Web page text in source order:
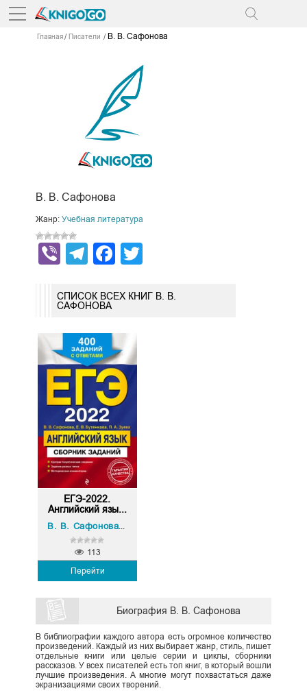
Главная Писатели В. В. Сафонова
В. В. Сафонова
Жанр: Учебная литература
ViberTelegram
Facebook
СПИСОК ВСЕХ КНИГ В. В.
САФОНОВА
ЕГЭ-2022.
Английский язы...
В. В. Сафонова
,П. А. Зуева
Перейти
113
Биография В. В. Сафонова
В библиографии каждого автора есть огромное количество
произведений. Каждый из них выбирает жанр, стиль, пишет
отдельные книги или целые серии и циклы, сборники
рассказов. У всех писателей есть топ книг, в который вошли
лучшие произведения. А многие могут похвастаться даже
экранизациями своих творений.